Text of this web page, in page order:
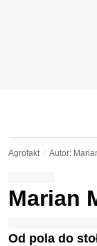
Agrofakt Autor:
Marian
Od pola do